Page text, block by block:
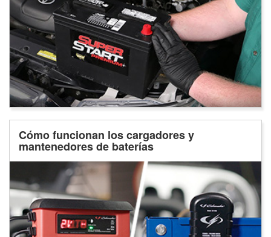
Cómo funcionan los cargadores y
mantenedores de baterías